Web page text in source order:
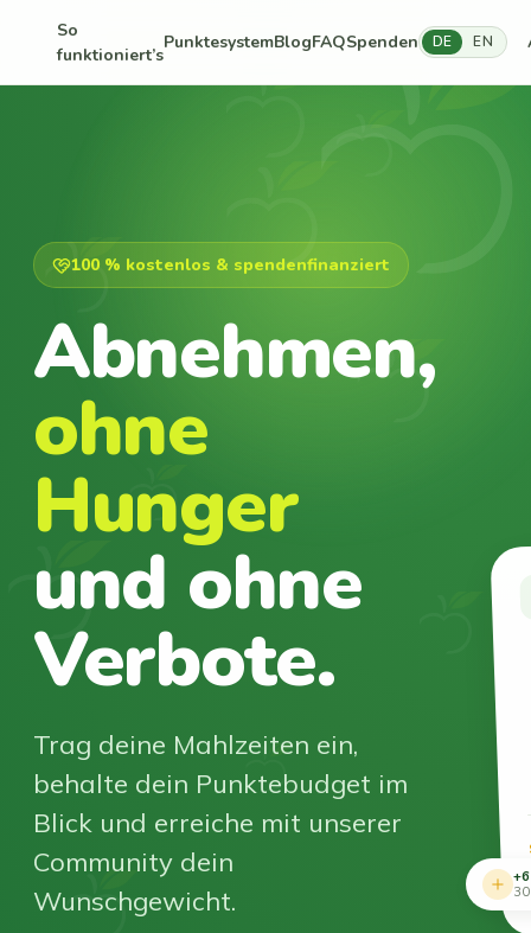
So
funktioniert’s
PunktesystemBlogFAQSpenden DE EN
100 % kostenlos & spendenfinanziert
Abnehmen,
ohne
Hunger
und ohne
Verbote.
Trag deine Mahlzeiten ein,
behalte dein Punktebudget im
Blick und erreiche mit unserer
Community dein
Wunschgewicht.